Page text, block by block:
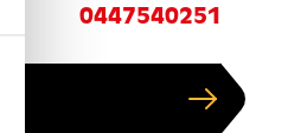
0447540251